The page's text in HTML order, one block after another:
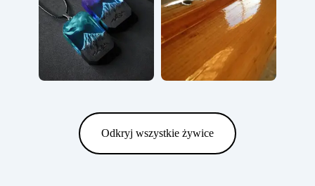
Odkryj wszystkie żywice